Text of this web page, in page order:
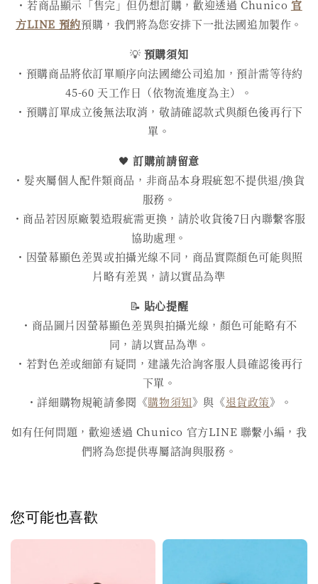
・若商品顯示「售完」但仍想訂購，歡迎透過 Chunico 官
方LINE 預約預購，我們將為您安排下一批法國追加製作。
💡 預購須知
・預購商品將依訂單順序向法國總公司追加，預計需等待約
45-60 天工作日（依物流進度為主）。
・預購訂單成立後無法取消，敬請確認款式與顏色後再行下
單。
🖤訂購前請留意
・髮夾屬個人配件類商品，非商品本身瑕疵恕不提供退/換貨
服務。
・商品若因原廠製造瑕疵需更換，請於收貨後7日內聯繫客服
協助處理。
・因螢幕顯色差異或拍攝光線不同，商品實際顏色可能與照
片略有差異，請以實品為準
📝 貼心提醒
・商品圖片因螢幕顯色差異與拍攝光線，顏色可能略有不
同，請以實品為準。
・若對色差或細節有疑問，建議先洽詢客服人員確認後再行
下單。
・詳細購物規範請參閱《購物須知》與《退貨政策》。
如有任何問題，歡迎透過 Chunico 官方LINE 聯繫小編，我
們將為您提供專屬諮詢與服務。
您可能也喜歡